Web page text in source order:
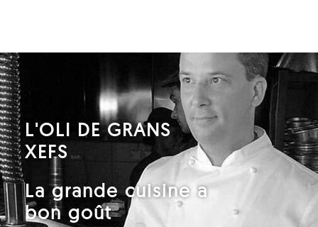
L'OLI DE GRANS
XEFS
La grande cuisine a
bon goût